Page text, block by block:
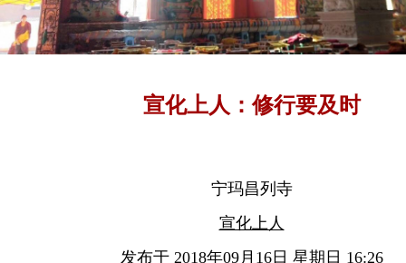
宣化上人：修行要及时
宁玛昌列寺
宣化上人
发布于 2018年09月16日 星期日 16:26